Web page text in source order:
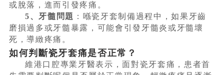
或脫落，進而引發疼痛。
5、牙髓問題 ：喺瓷牙套制備過程中，如果牙齒
磨損過多或牙髓暴露，可能會引發牙髓炎或牙髓壞
死，導緻疼痛。
如何判斷瓷牙套痛是否正常？
維港口腔專業牙醫表示，面對瓷牙套痛，患者首